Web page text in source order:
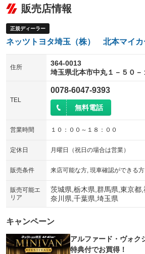
販売店情報
正規ディーラー
ネッツトヨタ埼玉（株） 北本マイカ
住所
364-0013
埼玉県北本市中丸１－５０－
TEL
0078-6047-9393
無料電話
営業時間 １０：００～１８：００
定休日 月曜日（祝日の場合は営業）
販売条件 来店可能な方, 現車確認ができる方
販売可能エ
リア
茨城県,栃木県,群馬県,東京都,
奈川県,千葉県,埼玉県
キャンペーン
アルファード・ヴォク
特典付でお買得！